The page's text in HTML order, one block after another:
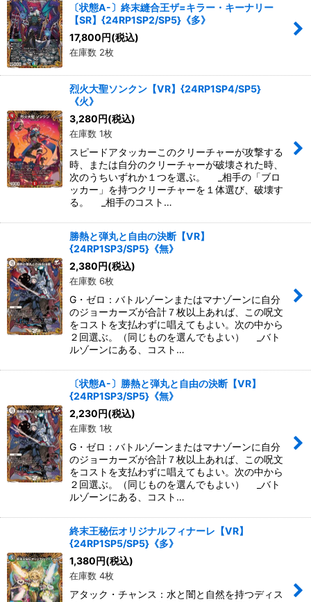
〔状態A-〕終末縫合王ザ=キラー・キーナリー
【SR】{24RP1SP2/SP5}《多》
17,800円(税込)
在庫数 2枚
烈火大聖ソンクン【VR】{24RP1SP4/SP5}
《火》
3,280円(税込)
在庫数 1枚
スピードアタッカーこのクリーチャーが攻撃する
時、または自分のクリーチャーが破壊された時、
次のうちいずれか１つを選ぶ。 _相手の「ブロ
ッカー」を持つクリーチャーを１体選び、破壊す
る。 _相手のコスト…
勝熱と弾丸と自由の決断【VR】
{24RP1SP3/SP5}《無》
2,380円(税込)
在庫数 6枚
G・ゼロ：バトルゾーンまたはマナゾーンに自分
のジョーカーズが合計７枚以上あれば、この呪文
をコストを支払わずに唱えてもよい。次の中から
２回選ぶ。（同じものを選んでもよい） _バト
ルゾーンにある、コスト…
〔状態A-〕勝熱と弾丸と自由の決断【VR】
{24RP1SP3/SP5}《無》
2,230円(税込)
在庫数 1枚
G・ゼロ：バトルゾーンまたはマナゾーンに自分
のジョーカーズが合計７枚以上あれば、この呪文
をコストを支払わずに唱えてもよい。次の中から
２回選ぶ。（同じものを選んでもよい） _バト
ルゾーンにある、コスト…
終末王秘伝オリジナルフィナーレ【VR】
{24RP1SP5/SP5}《多》
1,380円(税込)
在庫数 4枚
アタック・チャンス：水と闇と自然を持つディス